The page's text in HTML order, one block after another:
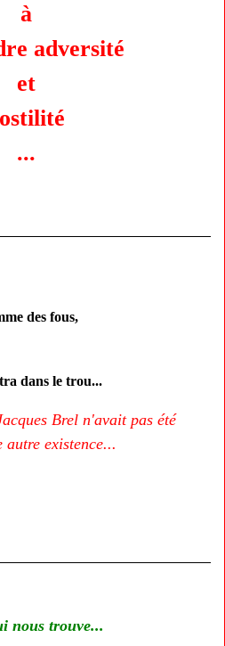
à
adversité
et
...
des fous,
dans le trou...
Brel n'avait pas été
existence...
trouve...